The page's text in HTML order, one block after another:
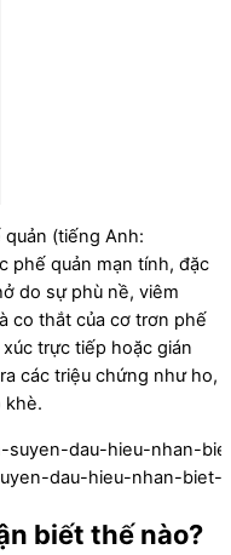
(tiếng Anh:
phế quản mạn tính, đặc
do sự phù nề, viêm
co thắt của cơ trơn phế
trực tiếp hoặc gián
các triệu chứng như ho,
khè.
dau-hieu-nhan-biet-
biết thế nào?